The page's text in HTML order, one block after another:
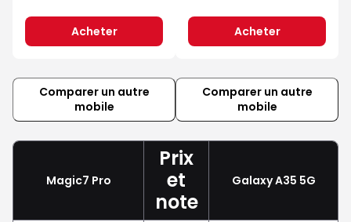
Acheter Acheter
Comparer un autre
mobile
Comparer un autre
mobile
Magic7 Pro
Prix
et
note
Galaxy A35 5G